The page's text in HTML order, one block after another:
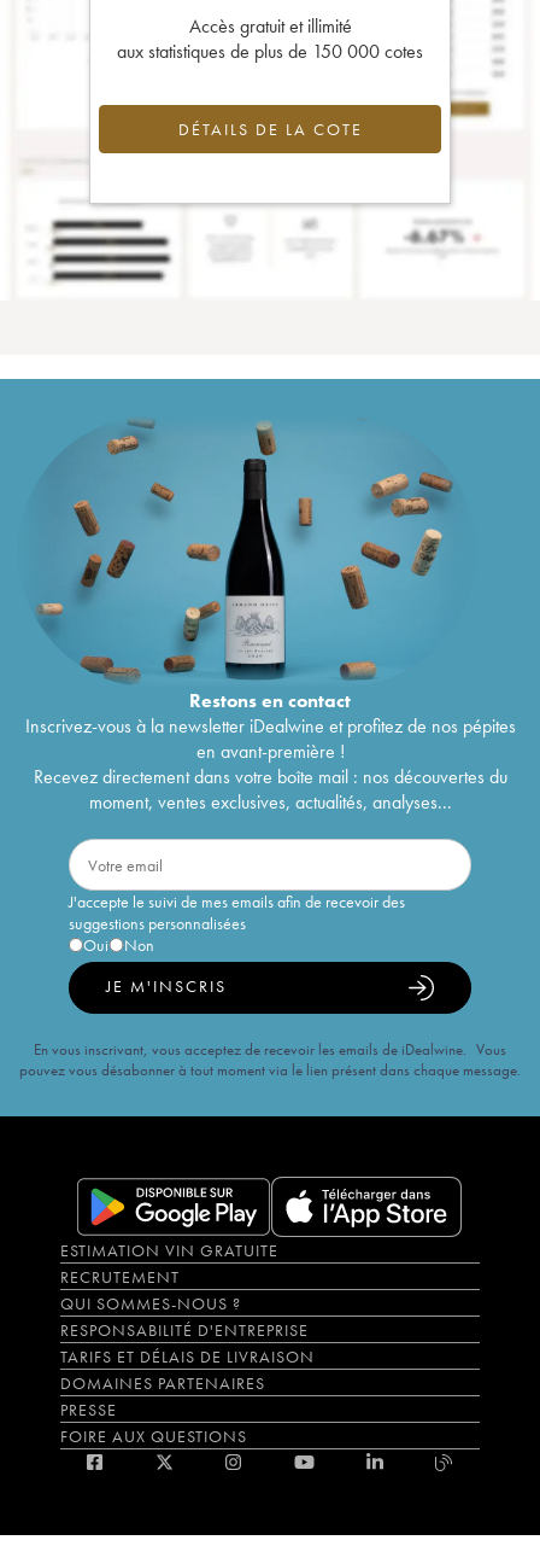
Accès gratuit et illimité
aux statistiques de plus de 150 000 cotes
DÉTAILS DE LA COTE
Restons encontact
Inscrivez-vous à la newsletter iDealwine et profitez de nos pépites
en avant-première !
Recevez directement dans votre boîte mail : nos découvertes du
moment, ventes exclusives, actualités, analyses...
J'accepte le suivi de mes emails afin de recevoir des
suggestions personnalisées
Oui
Non
JE M'INSCRIS
En vous inscrivant, vous acceptez de recevoir les emails de iDealwine. Vous
pouvez vous désabonner à tout moment via le lien présent dans chaque message.
ESTIMATION VIN GRATUITE
RECRUTEMENT
QUI SOMMES-NOUS ?
RESPONSABILITÉ D'ENTREPRISE
TARIFS ET DÉLAIS DE LIVRAISON
DOMAINES PARTENAIRES
PRESSE
FOIRE AUX QUESTIONS